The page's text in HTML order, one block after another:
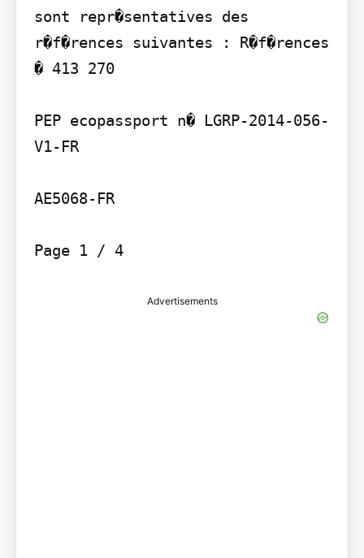
sont repr�sentatives des
r�f�rences suivantes : R�f�rences
� 413 270
PEP ecopassport n� LGRP-2014-056-
V1-FR
AE5068-FR
Page 1 / 4
Advertisements